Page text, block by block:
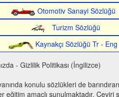
Otomotiv Sanayi Sözlüğü
Turizm Sözlüğü
Kaynakçı Sözlüğü Tr - Eng
- Gizlilik Politikası (İngilizce)
konulu sözlükleri de
amaçlı sunulmaktadır. Çeviri